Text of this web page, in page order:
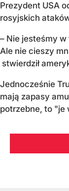
Prezydent USA
rosyjskich
– Nie jesteśmy
Ale nie cieszy
stwierdził
Jednocześnie
mają zapasy
potrzebne, to "je